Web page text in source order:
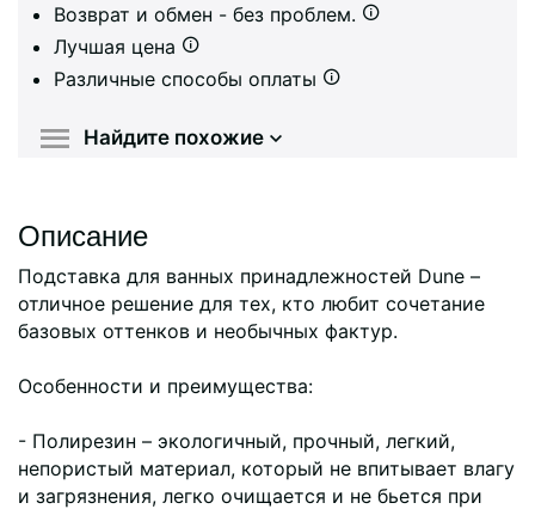
Возврат и обмен - без проблем.
Лучшая цена
Различные способы оплаты
Найдите похожие
Описание
Подставка для ванных принадлежностей Dune –
отличное решение для тех, кто любит сочетание
базовых оттенков и необычных фактур.
Особенности и преимущества:
- Полирезин – экологичный, прочный, легкий,
непористый материал, который не впитывает влагу
и загрязнения, легко очищается и не бьется при